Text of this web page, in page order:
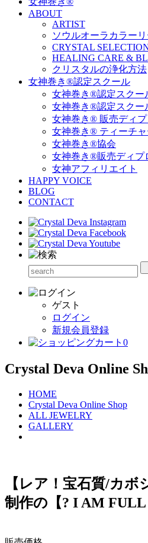
ABOUT
ARTIST
ソウルオーラカラー
CRYSTAL
HEALING CARE &
クリスタルの浄化方法
女神巻き®認定スクール
女神巻き®認定スクー
女神巻き®認定スクー
女神巻き® 販売ディ
女神巻き® ティーチ
女神巻き®協会
女神巻き®販売ディプ
女神アフィリエイト
HAPPY VOICE
BLOG
CONTACT
ゲスト
ログイン
新規会員登録
0
Crystal Deva Online
HOME
Crystal Deva Online Shop
ALL JEWELRY
GALLERY
【レア！宝石質/カ
制作の【? I AM FULL